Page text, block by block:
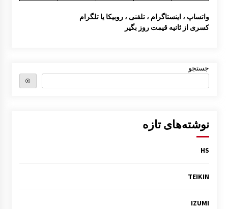
واتساپ ، اینستاگرام ، تلفنی ، روبیکا یا تلگرام
کسری از ثانیه قیمت روز بگیر
جستجو
⦿
نوشته‌های تازه
HS
TEIKIN
IZUMI